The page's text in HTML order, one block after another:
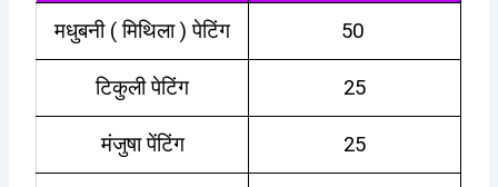
मधुबनी ( मिथिला ) पेटिंग 50
टिकुली पेटिंग 25
मंजुषा पेंटिंग 25